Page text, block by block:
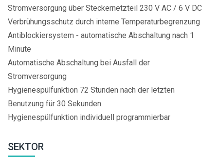
Stromversorgung über Steckernetzteil 230 V AC / 6 V DC
Verbrühungsschutz durch interne Temperaturbegrenzung
Antiblockiersystem - automatische Abschaltung nach 1
Minute
Automatische Abschaltung bei Ausfall der
Stromversorgung
Hygienespülfunktion 72 Stunden nach der letzten
Benutzung für 30 Sekunden
Hygienespülfunktion individuell programmierbar
SEKTOR